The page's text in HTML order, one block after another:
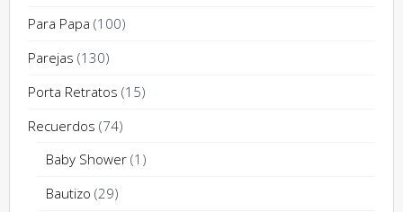
Para Papa (100)
Parejas (130)
Porta Retratos (15)
Recuerdos (74)
Baby Shower (1)
Bautizo (29)